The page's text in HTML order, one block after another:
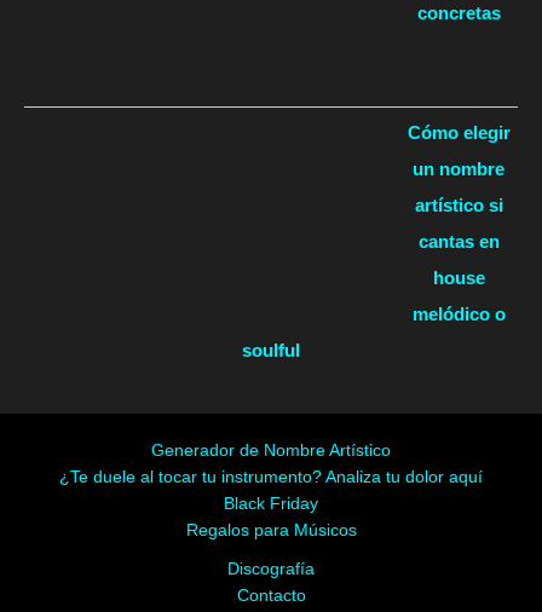
concretas
Cómo elegir
un nombre
artístico si
cantas en
house
melódico o
soulful
Generador de Nombre Artístico
¿Te duele al tocar tu instrumento? Analiza tu dolor aquí
Black Friday
Regalos para Músicos
Discografía
Contacto